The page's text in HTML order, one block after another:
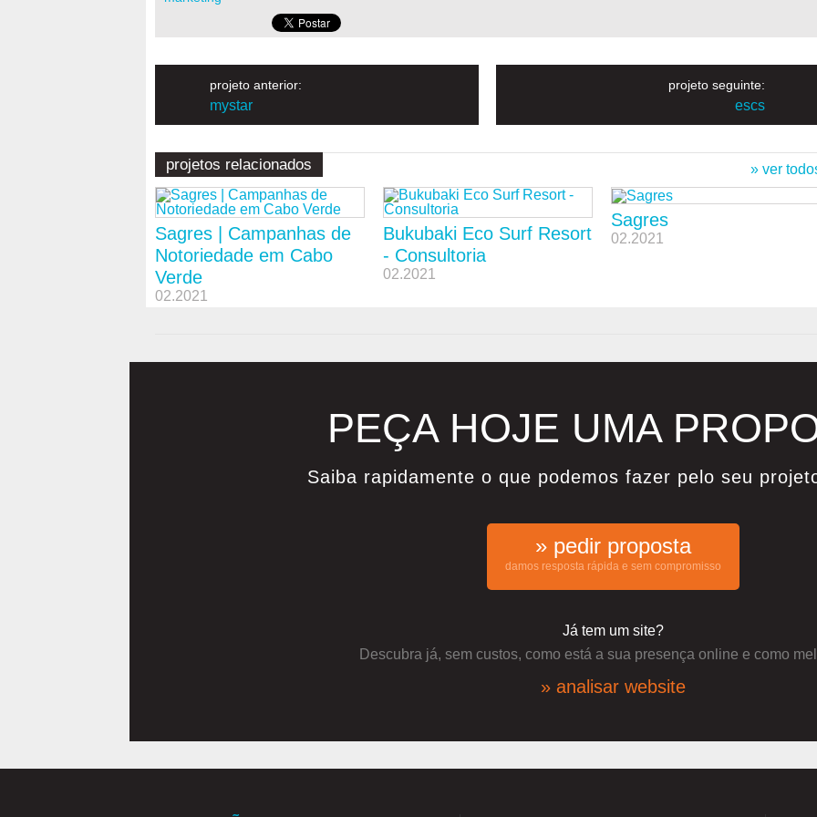
projeto anterior:
mystar
projeto seguinte:
escs
projetos relacionados » ver
Sagres | Campanhas de
Notoriedade em Cabo
Verde
02.2021
Bukubaki Eco Surf Resort
- Consultoria
02.2021
Sagres
02.2021
PEÇA HOJE UMA
Saiba rapidamente o que podemos fazer pelo seu
» pedir proposta
damos resposta rápida e sem compromisso
Já tem um site?
Descubra já, sem custos, como está a sua presença online e como
» analisar website